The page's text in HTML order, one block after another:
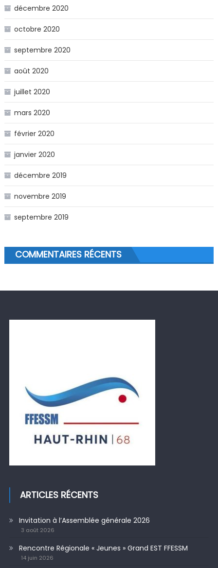
décembre 2020
octobre 2020
septembre 2020
août 2020
juillet 2020
mars 2020
février 2020
janvier 2020
décembre 2019
novembre 2019
septembre 2019
COMMENTAIRES RÉCENTS
ARTICLES RÉCENTS
Invitation à l’Assemblée générale 2026
3 août 2026
Rencontre Régionale « Jeunes » Grand EST FFESSM
14 juin 2026